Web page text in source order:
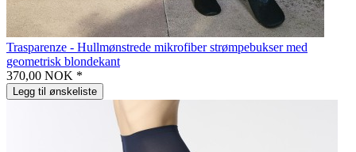
Trasparenze - Hullmønstrede mikrofiber strømpebukser med
geometrisk blondekant
370,00 NOK *
Legg til ønskeliste